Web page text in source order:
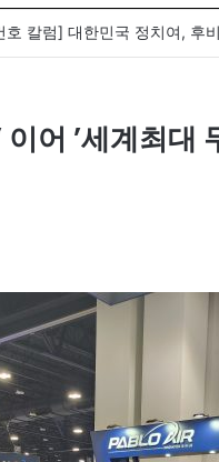
호 칼럼] 대한민국 정치여, 후
어 ’세계최대